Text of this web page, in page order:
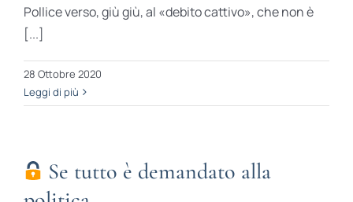
Pollice verso, giù giù, al «debito cattivo», che non è
[...]
28 Ottobre 2020
Leggi di più
Se tutto è demandato alla